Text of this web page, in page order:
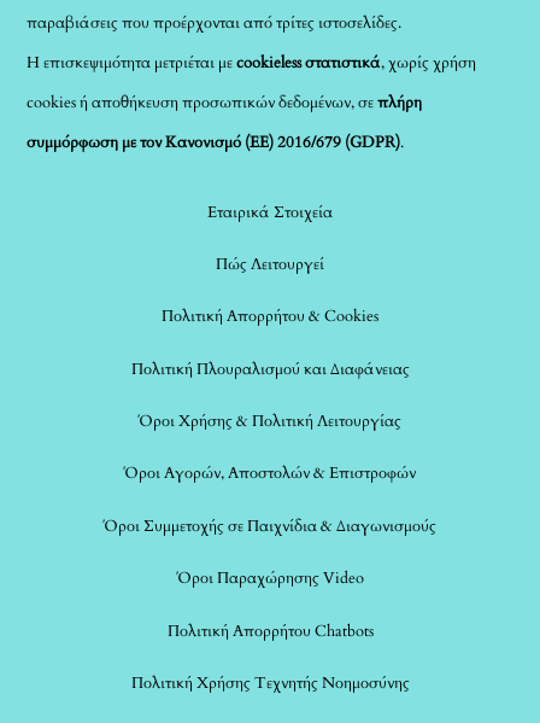
παραβιάσεις που προέρχονται από τρίτες ιστοσελίδες.
Η επισκεψιμότητα μετριέται μεcookieless στατιστικά, χωρίς χρήση
cookies ή αποθήκευση προσωπικών δεδομένων, σεπλήρη
συμμόρφωση με τον Κανονισμό (ΕΕ) 2016/679 (GDPR).
Εταιρικά Στοιχεία
Πώς Λειτουργεί
Πολιτική Απορρήτου & Cookies
Πολιτική Πλουραλισμού και Διαφάνειας
Όροι Χρήσης & Πολιτική Λειτουργίας
Όροι Αγορών, Αποστολών & Επιστροφών
Όροι Συμμετοχής σε Παιχνίδια & Διαγωνισμούς
Όροι Παραχώρησης Video
Πολιτική Απορρήτου Chatbots
Πολιτική Χρήσης Τεχνητής Νοημοσύνης